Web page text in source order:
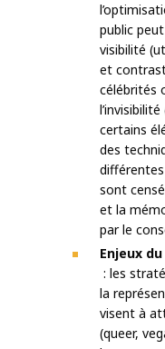
public
visibilité
et
célébrités
certains
des
sont
et la
par le
Enjeux
: les
la
visent à
(queer,